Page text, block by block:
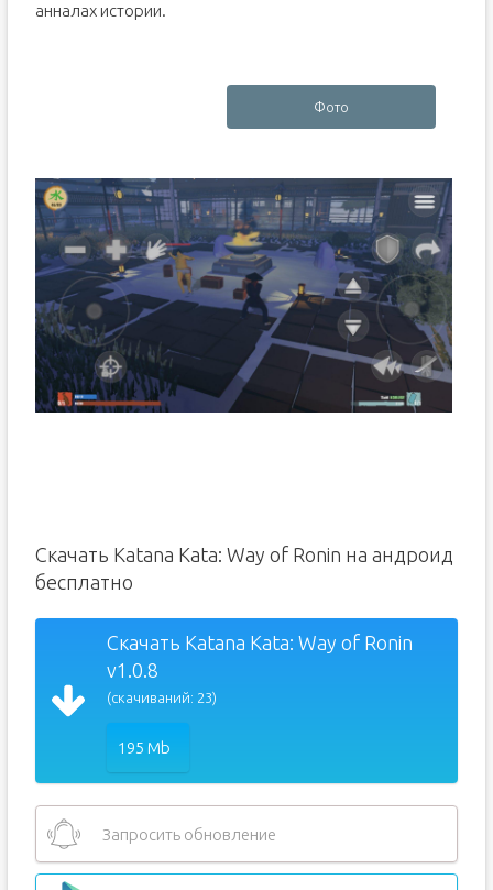
анналах истории.
Фото
Скачать Katana Kata: Way of Ronin на андроид
бесплатно
Скачать Katana Kata: Way of Ronin
v1.0.8
(скачиваний: 23)
195 Mb
Запросить обновление